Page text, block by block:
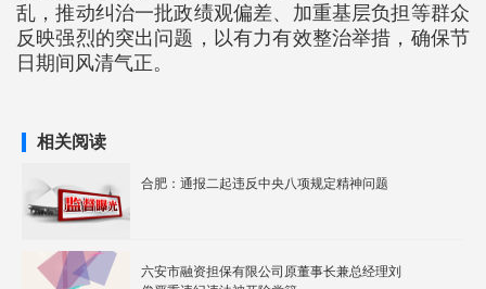
乱，推动纠治一批政绩观偏差、加重基层负担等群众
反映强烈的突出问题，以有力有效整治举措，确保节
日期间风清气正。
相关阅读
合肥：通报二起违反中央八项规定精神问题
六安市融资担保有限公司原董事长兼总经理刘